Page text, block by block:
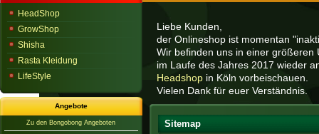
Liebe Kunden,
der Onlineshop ist momentan
Wir befinden uns in einer größeren
im Laufe des Jahres 2017 wieder
Headshop in Köln vorbeischauen.
Vielen Dank für euer Verständnis.
Sitemap
HeadShop
GrowShop
Shisha
Rasta Kleidung
LifeStyle
Angebote
Zu den Bongobong Angeboten